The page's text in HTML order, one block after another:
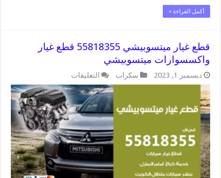
أكمل القراءة »
قطع غيار ميتسوبيشي 55818355 قطع غيار
واكسسوارات ميتسوبيشي
ديسمبر 1, 2023 سكراب التعليقات
قطع
غيار
ميتسوبيشي
55818355
قطع
غيار
واكسسوارات
ميتسوبيشي
مغلقة